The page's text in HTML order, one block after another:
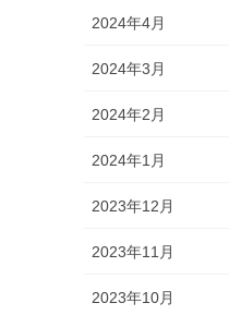
2024年4月
2024年3月
2024年2月
2024年1月
2023年12月
2023年11月
2023年10月